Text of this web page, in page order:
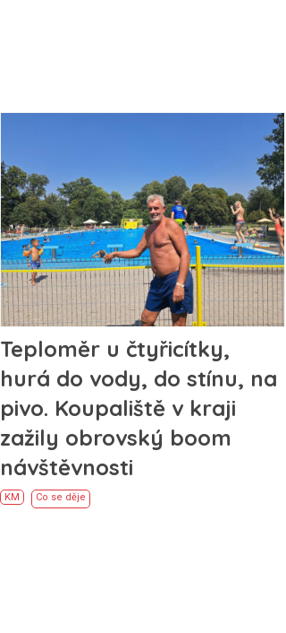
Teploměr u čtyřicítky,
hurá do vody, do stínu, na
pivo. Koupaliště v kraji
zažily obrovský boom
návštěvnosti
KM Co se děje